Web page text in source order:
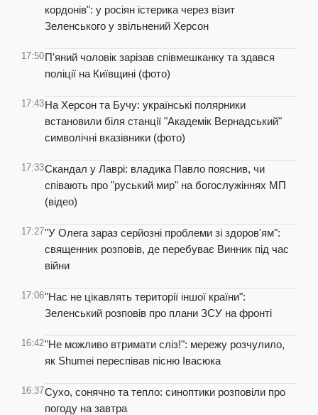
кордонів": у росіян істерика через візит
Зеленського у звільнений Херсон
17:50П'яний чоловік зарізав співмешканку та здався
поліції на Київщині (фото)
17:43На Херсон та Бучу: українські полярники
встановили біля станції "Академік Вернадський"
символічні вказівники (фото)
17:33Скандал у Лаврі: владика Павло пояснив, чи
співають про "руський мир" на богослужіннях МП
(відео)
17:27"У Олега зараз серйозні проблеми зі здоров'ям":
священник розповів, де перебуває Винник під час
війни
17:06"Нас не цікавлять території іншої країни":
Зеленський розповів про плани ЗСУ на фронті
16:42"Не можливо втримати сліз!": мережу розчулило,
як Shumei переспівав пісню Івасюка
16:37Сухо, сонячно та тепло: синоптики розповіли про
погоду на завтра